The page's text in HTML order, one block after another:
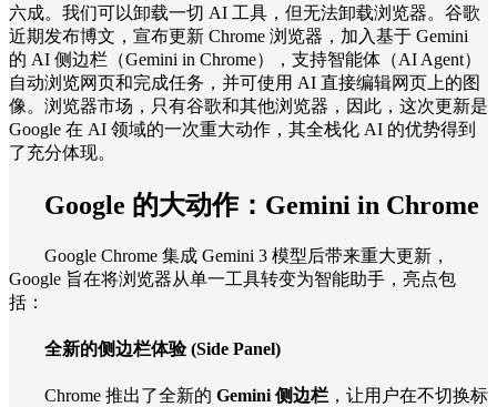
六成。我们可以卸载一切 AI 工具，但无法卸载浏览器。谷歌
近期发布博文，宣布更新 Chrome 浏览器，加入基于 Gemini
的 AI 侧边栏（Gemini in Chrome），支持智能体（AI Agent）
自动浏览网页和完成任务，并可使用 AI 直接编辑网页上的图
像。浏览器市场，只有谷歌和其他浏览器，因此，这次更新是
Google 在 AI 领域的一次重大动作，其全栈化 AI 的优势得到
了充分体现。
Google 的大动作：Gemini in Chrome
Google Chrome 集成 Gemini 3 模型后带来重大更新，
Google 旨在将浏览器从单一工具转变为智能助手，亮点包
括：
全新的侧边栏体验 (Side Panel)
Chrome 推出了全新的 Gemini 侧边栏 ，让用户在不切换标